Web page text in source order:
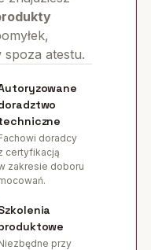
atestu.
doradcy
certyfikacją
zakresie doboru
przy